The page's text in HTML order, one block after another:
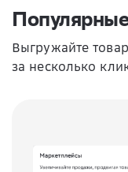
Выгружайте
за несколько